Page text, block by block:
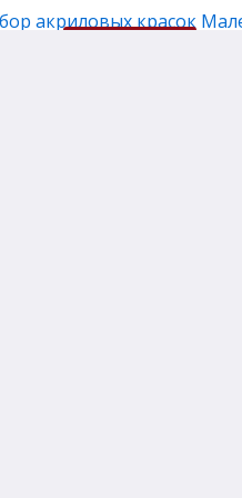
акриловых красок